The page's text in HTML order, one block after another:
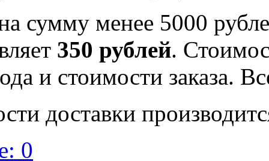
сумму менее 5000
350 рублей.
и стоимости заказа.
доставки
0